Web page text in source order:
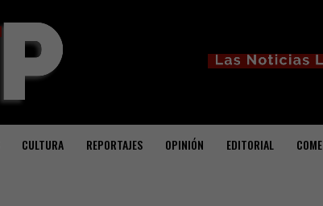
CULTURA REPORTAJES OPINIÓN EDITORIAL